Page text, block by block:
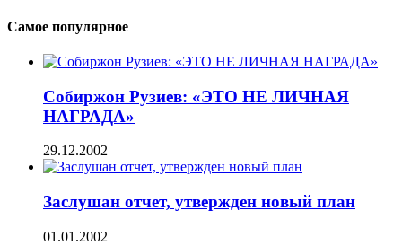
Самое популярное
Собиржон Рузиев: «ЭТО НЕ ЛИЧНАЯ
НАГРАДА»
29.12.2002
Заслушан отчет, утвержден новый план
01.01.2002